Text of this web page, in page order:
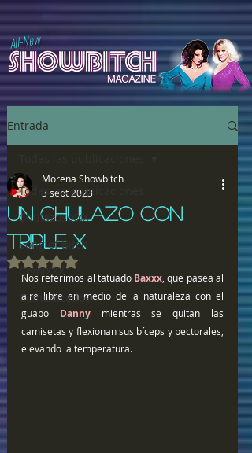
All-New
Entrada
Todas las publicaciones
Chulazos XXX
Song of Bitch
ComiXXX
Comunicados
UN CHULAZO CON
TRIPLE X
Morena Showbitch
3 sept 2023
Obtuvo NaN de 5 estrellas.
Nos referimos al tatuado Baxxx , que pasea al
aire libre en medio de la naturaleza con el
guapo Danny
mientras se quitan las
camisetas y flexionan sus bíceps y pectorales,
elevando la temperatura.